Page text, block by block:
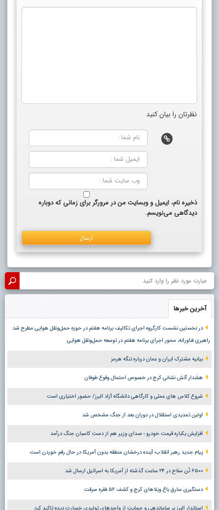
نظرتان را بیان کنید
ذخیره نام، ایمیل و وبسایت من در مرورگر برای زمانی که دوباره
دیدگاهی می‌نویسم.
آخرین خبرها
در نخستین نشست کارگروه اجرای تکالیف برنامه هفتم در حوزه حمل‌ونقل هوایی مطرح شد:
راهبری فناورانه، محور اجرای برنامه هفتم در توسعه حمل‌ونقل هوایی
بیانیه مشترک ایران و عمان درباره تنگه هرمز
هشدار آتش نشانی کرج در خصوص احتمال وقوع طوفان
شروع کلاس های عملی و کارگاهی دانشگاه آزاد البرز/ حضور اختیاری است
اولین تمدیدی استقلال در دوران بعد از جنگ مشخص شد
افزایش یکباره قیمت خودرو ؛ صدای وزیر هم از دست کاسبان جنگ درآمد
پیام جدید رهبر انقلاب؛ آینده درخشان منطقه بدون آمریکا در حال رقم خوردن است
۶۵۰۰ تُن سلاح در ۲۴ ساعت گذشته از آمریکا به اسرائیل ارسال شد
دستگیری سارق باغ ویلاهای کرج و کشف ۵۶ فقره سرقت
استاندار البرز بر ساماندهی و حمایت از واحدهای تولیدی خسارت دیده تاکید کرد